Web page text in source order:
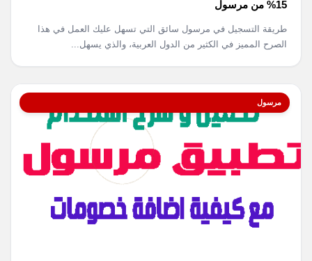
15% من مرسول
طريقة التسجيل في مرسول سائق التي تسهل عليك العمل في هذا
الصرح المميز في الكثير من الدول العربية، والذي يسهل...
مرسول